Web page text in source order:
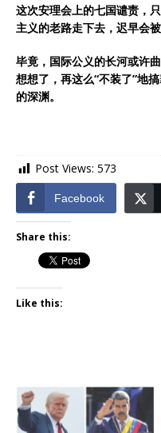
这次安理会上的七国谴责，
主义的老路走下去，迟早会被
毕竟，国际公义的长河或许
想想了，再这么“不装了”地
的深渊。
Post Views: 573
Facebook
Share this:
Like this: